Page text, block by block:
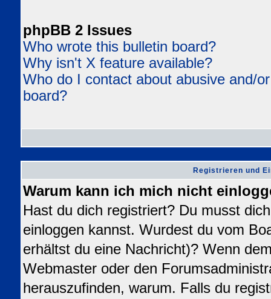
phpBB 2 Issues
Who wrote this bulletin board?
Why isn't X feature available?
Who do I contact about abusive and/
board?
Registrieren und
Warum kann ich mich nicht
Hast du dich registriert? Du musst
einloggen kannst. Wurdest du vom
erhältst du eine Nachricht)? Wenn
Webmaster oder den
herauszufinden, warum. Falls du